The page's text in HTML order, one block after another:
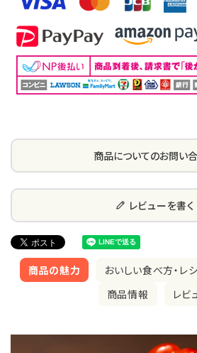
商品についてのお問い
レビューを書く
商品の魅力 おいしい食べ方・レ
商品情報
レビ